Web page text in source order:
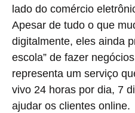
lado do comércio
Apesar de tudo o que
digitalmente, eles ainda
escola” de fazer
representa um serviço
vivo 24 horas por dia, 7
ajudar os clientes online.